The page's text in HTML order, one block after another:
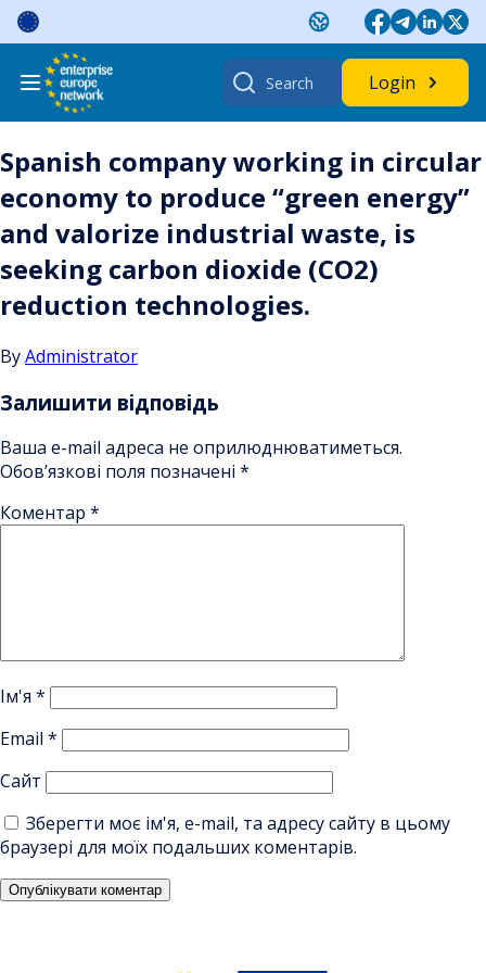
Skip
content
Search
for:
Login
Spanish company working in circular
economy to produce “green energy”
and valorize industrial waste, is
seeking carbon dioxide (CO2)
reduction technologies.
ByAdministrator
Залишити відповідь
Ваша e-mail адреса не оприлюднюватиметься.
Обов’язкові поля позначені *
Коментар *
Ім'я *
Email *
Сайт
Зберегти моє ім'я, e-mail, та адресу сайту в цьому
браузері для моїх подальших коментарів.